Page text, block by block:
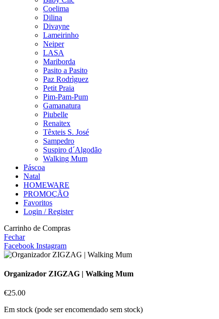
Coelima
Dilina
Divayne
Lameirinho
Neiper
LASA
Mariborda
Pasito a Pasito
Paz Rodrìguez
Petit Praia
Pim-Pam-Pum
Gamanatura
Piubelle
Renaitex
Têxteis S. José
Sampedro
Suspiro d´Algodão
Walking Mum
Páscoa
Natal
HOMEWARE
PROMOÇÃO
Favoritos
Login / Register
Carrinho de Compras
Fechar
Facebook Instagram
Organizador ZIGZAG | Walking Mum
€25.00
Em stock (pode ser encomendado sem stock)